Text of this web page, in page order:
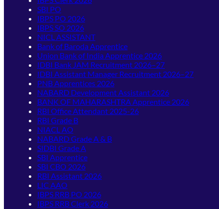
SBI PO
IBPS PO 2026
IBPS SO 2026
NICL ASSISTANT
Bank of Baroda Apprentice
Union Bank of India Apprentice 2026
IDBI Bank JAM Recruitment 2026–27
IDBI Assistant Manager Recruitment 2026–27
PNB Apprentices 2026
NABARD Development Assistant 2026
BANK OF MAHARASHTRA Apprentice 2026
RBI Office Attendant 2025-26
RBI Grade B
NIACL AO
NABARD Grade A & B
SIDBI Grade A
SBI Apprentice
SBI CBO 2026
RBI Assistant 2026
LIC AAO
IBPS RRB PO 2026
IBPS RRB Clerk 2026